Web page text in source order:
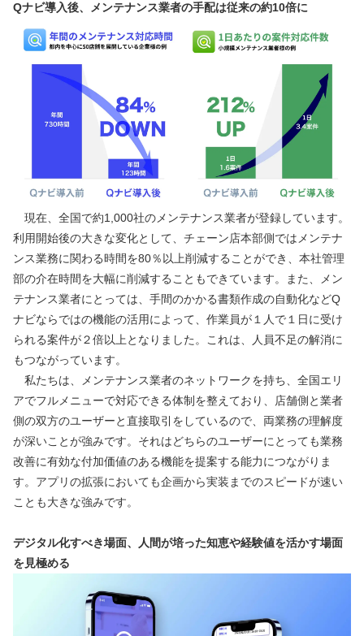
Qナビ導入後、メンテナンス業者の手配は従来の約10倍に
現在、全国で約1,000社のメンテナンス業者が登録しています。
利用開始後の大きな変化として、チェーン店本部側ではメンテナ
ンス業務に関わる時間を80％以上削減することができ、本社管理
部の介在時間を大幅に削減することもできています。また、メン
テナンス業者にとっては、手間のかかる書類作成の自動化などQ
ナビならではの機能の活用によって、作業員が１人で１日に受け
られる案件が２倍以上となりました。これは、人員不足の解消に
もつながっています。
私たちは、メンテナンス業者のネットワークを持ち、全国エリ
アでフルメニューで対応できる体制を整えており、店舗側と業者
側の双方のユーザーと直接取引をしているので、両業務の理解度
が深いことが強みです。それはどちらのユーザーにとっても業務
改善に有効な付加価値のある機能を提案する能力につながりま
す。アプリの拡張においても企画から実装までのスピードが速い
ことも大きな強みです。
デジタル化すべき場面、人間が培った知恵や経験値を活かす場面
を見極める